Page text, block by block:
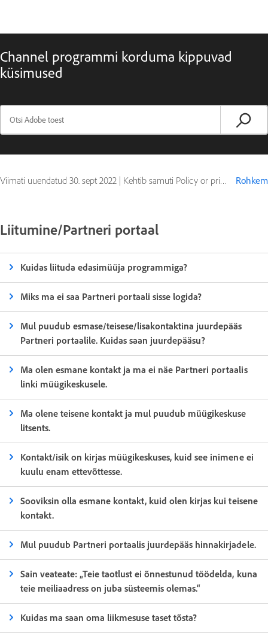
Channel programmi korduma kippuvad
küsimused
Viimati uuendatud 30. sept 2022 | Kehtib samuti Policy or pricing Rohkem
Liitumine/Partneri portaal
Kuidas liituda edasimüüja programmiga?
Miks ma ei saa Partneri portaali sisse logida?
Mul puudub esmase/teisese/lisakontaktina juurdepääs
Partneri portaalile. Kuidas saan juurdepääsu?
Ma olen esmane kontakt ja ma ei näe Partneri portaalis
linki müügikeskusele.
Ma olene teisene kontakt ja mul puudub müügikeskuse
litsents.
Kontakt/isik on kirjas müügikeskuses, kuid see inimene ei
kuulu enam ettevõttesse.
Sooviksin olla esmane kontakt, kuid olen kirjas kui teisene
kontakt.
Mul puudub Partneri portaalis juurdepääs hinnakirjadele.
Sain veateate: „Teie taotlust ei õnnestunud töödelda, kuna
teie meiliaadress on juba süsteemis olemas.“
Kuidas ma saan oma liikmesuse taset tõsta?